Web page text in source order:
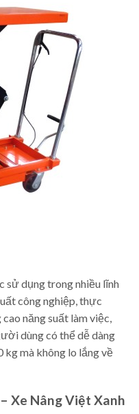
sử dụng trong nhiều lĩnh
công nghiệp, thực
năng suất làm việc,
dùng có thể dễ dàng
kg mà không lo lắng về
Xe Nâng Việt Xanh